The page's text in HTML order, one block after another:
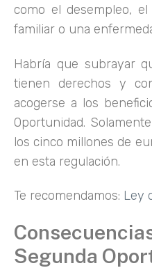
como el desempleo,
familiar o una
Habría que subrayar
tienen derechos y
acogerse a los
Oportunidad.
los cinco millones de
en esta regulación.
Te recomendamos: Ley
Segunda